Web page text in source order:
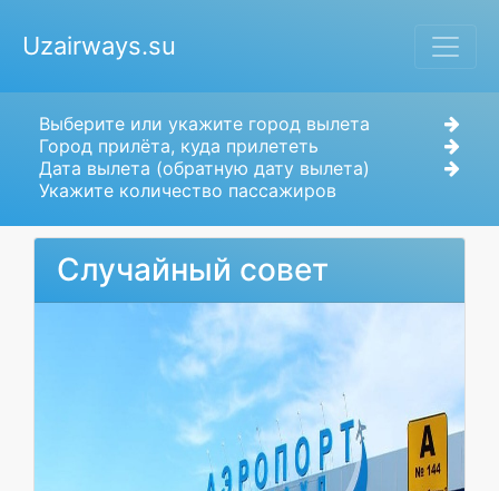
Uzairways.su
Выберите или укажите город вылета
Город прилёта, куда прилететь
Дата вылета (обратную дату вылета)
Укажите количество пассажиров
Случайный совет